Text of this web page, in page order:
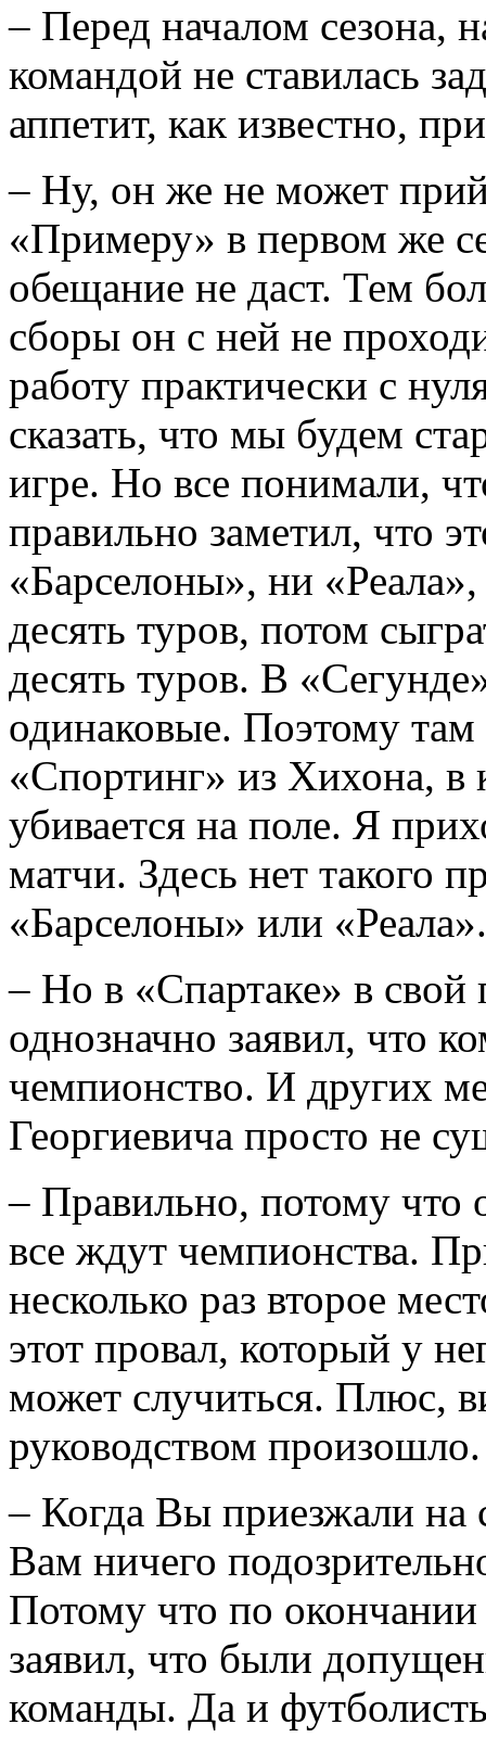
– Перед началом сезона,
командой не ставилась
аппетит, как известно,
– Ну, он же не может
«Примеру» в первом же
обещание не даст. Тем
сборы он с ней не
работу практически с
сказать, что мы будем
игре. Но все понимали,
правильно заметил, что
«Барселоны», ни
десять туров, потом
десять туров. В
одинаковые. Поэтому там
«Спортинг» из Хихона,
убивается на поле. Я
матчи. Здесь нет такого
«Барселоны» или «Реала».
– Но в «Спартаке» в
однозначно заявил, что
чемпионство. И других
Георгиевича просто не
– Правильно, потому что
все ждут чемпионства.
несколько раз второе
этот провал, который у
может случиться. Плюс,
руководством произошло.
– Когда Вы приезжали на
Вам ничего
Потому что по
заявил, что были
команды. Да и